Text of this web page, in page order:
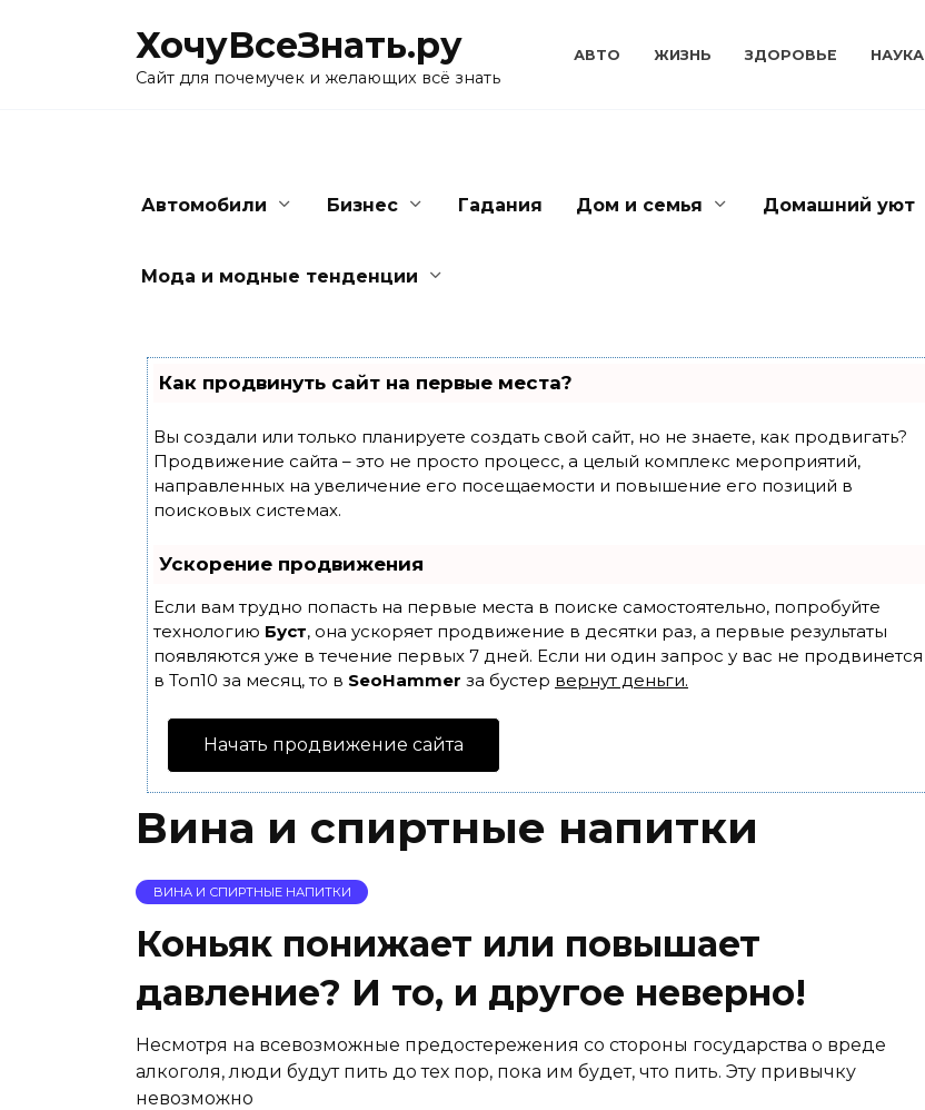
ХочуВсеЗнать.ру
Сайт для почемучек и желающих всё знать
АВТО ЖИЗНЬ ЗДОРОВЬЕ НАУКА
Автомобили Бизнес Гадания Дом и семья Домашний уют
Мода и модные тенденции
Как продвинуть сайт на первые места?
Вы создали или только планируете создать свой сайт, но не знаете, как продвигать?
Продвижение сайта – это не просто процесс, а целый комплекс мероприятий,
направленных на увеличение его посещаемости и повышение его позиций в
поисковых системах.
Ускорение продвижения
Если вам трудно попасть на первые места в поиске самостоятельно, попробуйте
технологию Буст, она ускоряет продвижение в десятки раз, а первые результаты
появляются уже в течение первых 7 дней. Если ни один запрос у вас не продвинется
в Топ10 за месяц, то в SeoHammer за бустер вернут деньги.
Начать продвижение сайта
Вина и спиртные напитки
ВИНА И СПИРТНЫЕ НАПИТКИ
Коньяк понижает или повышает
давление? И то, и другое неверно!
Несмотря на всевозможные предостережения со стороны государства о вреде
алкоголя, люди будут пить до тех пор, пока им будет, что пить. Эту привычку
невозможно